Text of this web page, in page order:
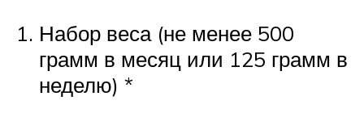
Набор веса (не менее 500
грамм в месяц или 125 грамм в
неделю) *